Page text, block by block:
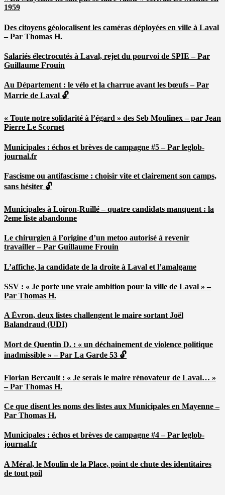
1959
Des citoyens géolocalisent les caméras déployées en ville à Laval
– Par Thomas H.
Salariés électrocutés à Laval, rejet du pourvoi de SPIE – Par
Guillaume Frouin
Au Département : le vélo et la charrue avant les bœufs – Par
Marrie de Laval 🔓
« Toute notre solidarité à l’égard » des Seb Moulinex – par Jean
Pierre Le Scornet
Municipales : échos et brèves de campagne #5 – Par leglob-
journal.fr
Fascisme ou antifascisme : choisir vite et clairement son camps,
sans hésiter 🔓
Municipales à Loiron-Ruillé – quatre candidats manquent : la
2eme liste abandonne
Le chirurgien à l’origine d’un metoo autorisé à revenir
travailler – Par Guillaume Frouin
L’affiche, la candidate de la droite à Laval et l’amalgame
SSV : « Je porte une vraie ambition pour la ville de Laval » –
Par Thomas H.
A Évron, deux listes challengent le maire sortant Joël
Balandraud (UDI)
Mort de Quentin D. : « un déchainement de violence politique
inadmissible » – Par La Garde 53 🔓
Florian Bercault : « Je serais le maire rénovateur de Laval… »
– Par Thomas H.
Ce que disent les noms des listes aux Municipales en Mayenne –
Par Thomas H.
Municipales : échos et brèves de campagne #4 – Par leglob-
journal.fr
A Méral, le Moulin de la Place, point de chute des identitaires
de tout poil